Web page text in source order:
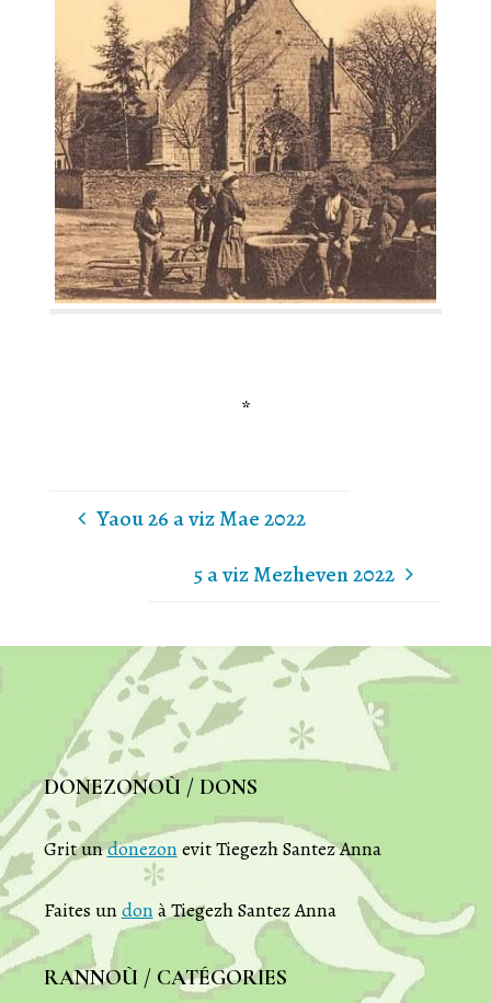
*
Yaou 26 a viz Mae 2022
5 a viz Mezheven 2022
DONEZONOÙ / DONS
Grit undonezonevit Tiegezh Santez Anna
Faites undonà Tiegezh Santez Anna
RANNOÙ / CATÉGORIES